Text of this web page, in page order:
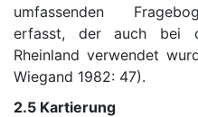
umfassenden
erfasst, der auch bei
Rheinland verwendet
Wiegand 1982: 47).
2.5 Kartierung